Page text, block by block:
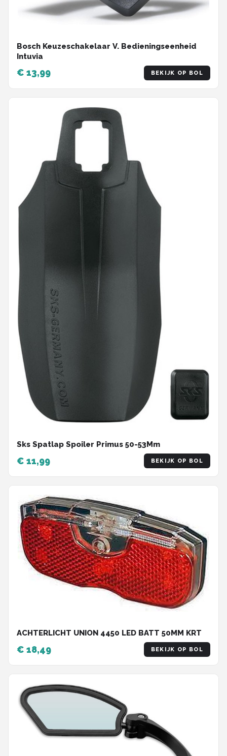
Bosch Keuzeschakelaar V. Bedieningseenheid
Intuvia
€ 13,99 BEKIJK OP BOL
Sks Spatlap Spoiler Primus 50-53Mm
€ 11,99 BEKIJK OP BOL
ACHTERLICHT UNION 4450 LED BATT 50MM KRT
€ 18,49 BEKIJK OP BOL